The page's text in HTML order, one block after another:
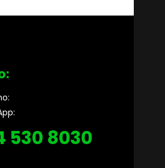
530 8030